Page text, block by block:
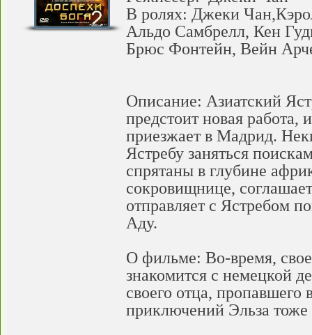
В ролях: Джеки
Альдо Самбрелл, Кен
Брюс Фонтейн, Вейн
Описание: Азиатский
предстоит новая работа,
приезжает в Мадрид.
Ястребу заняться
спрятаны в глубине
сокровищнице,
отправляет с Ястребом
Аду.
О фильме: Во-время,
знакомится с немецкой
своего отца,
приключений Эльза